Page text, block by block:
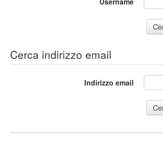
Cerca indirizzo email
Indirizzo email